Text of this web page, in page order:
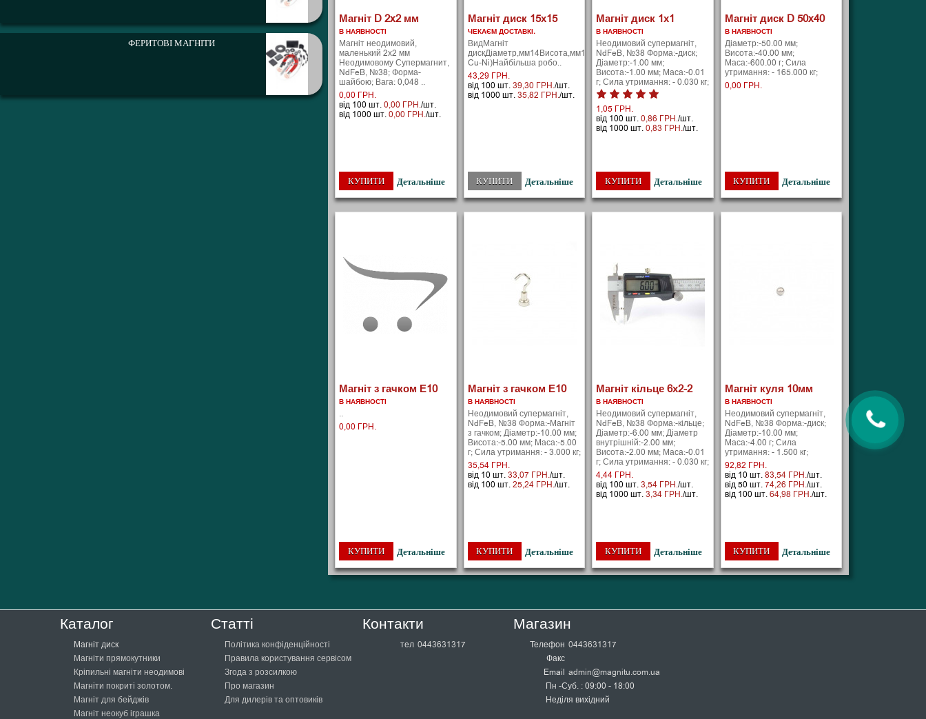
ФЕРИТОВІ МАГНІТИ
Магніт D 2x2 мм
В НАЯВНОСТІ
Магніт неодимовий,
маленький 2х2 мм
Неодимовому Супермагнит,
NdFeB, №38; Форма-
шайбою; Вага: 0,048 ..
0,00 ГРН.
від 100 шт.0,00 ГРН./шт.
від 1000 шт.0,00 ГРН./шт.
КУПИТИ Детальніше
Магніт диск 15х15
ЧЕКАЄМ ДОСТАВКІ.
ВидМагніт
дискДіаметр,мм14Висота,мм10Вага,гр12,000ПокриттяНікель (Ni-
Cu-Ni)Найбільша робо..
43,29 ГРН.
від 100 шт.39,30 ГРН./шт.
від 1000 шт.35,82 ГРН./шт.
КУПИТИ Детальніше
Магніт диск 1х1
В НАЯВНОСТІ
Неодимовий супермагніт,
NdFeB, №38 Форма:-диск;
Діаметр:-1.00 мм;
Висота:-1.00 мм; Маса:-0.01
г; Сила утримання: - 0.030 кг;
1,05 ГРН.
від 100 шт.0,86 ГРН./шт.
від 1000 шт.0,83 ГРН./шт.
КУПИТИ Детальніше
Магніт диск D 50x40
В НАЯВНОСТІ
Діаметр:-50.00 мм;
Висота:-40.00 мм;
Маса:-600.00 г; Сила
утримання: - 165.000 кг;
0,00 ГРН.
КУПИТИ Детальніше
Магніт з гачком Е10
В НАЯВНОСТІ
..
0,00 ГРН.
КУПИТИ Детальніше
Магніт з гачком Е10
В НАЯВНОСТІ
Неодимовий супермагніт,
NdFeB, №38 Форма:-Магніт
з гачком; Діаметр:-10.00 мм;
Висота:-5.00 мм; Маса:-5.00
г; Сила утримання: - 3.000 кг;
35,54 ГРН.
від 10 шт.33,07 ГРН./шт.
від 100 шт.25,24 ГРН./шт.
КУПИТИ Детальніше
Магніт кільце 6х2-2
В НАЯВНОСТІ
Неодимовий супермагніт,
NdFeB, №38 Форма:-кільце;
Діаметр:-6.00 мм; Діаметр
внутрішній:-2.00 мм;
Висота:-2.00 мм; Маса:-0.01
г; Сила утримання: - 0.030 кг;
4,44 ГРН.
від 100 шт.3,54 ГРН./шт.
від 1000 шт.3,34 ГРН./шт.
КУПИТИ Детальніше
Магніт куля 10мм
В НАЯВНОСТІ
Неодимовий супермагніт,
NdFeB, №38 Форма:-диск;
Діаметр:-10.00 мм;
Маса:-4.00 г; Сила
утримання: - 1.500 кг;
92,82 ГРН.
від 10 шт.83,54 ГРН./шт.
від 50 шт.74,26 ГРН./шт.
від 100 шт.64,98 ГРН./шт.
КУПИТИ Детальніше
Каталог
Магніт диск
Магніти прямокутники
Кріпильні магніти неодимові
Магніти покриті золотом.
Магніт для бейджів
Магніт неокуб іграшка
Статті
Політика конфіденційності
Правила користування сервісом
Згода з розсилкою
Про магазин
Для дилерів та оптовиків
Контакти
тел 0443631317
Магазин
Телефон 0443631317
Факс
Email admin@magnitu.com.ua
Пн -Суб. : 09:00 - 18:00
Неділя вихідний